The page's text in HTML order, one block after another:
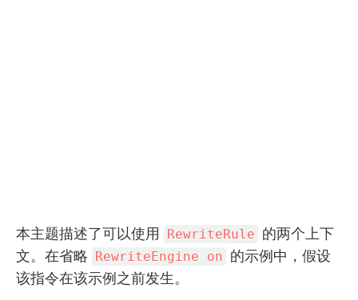
本主题描述了可以使用 RewriteRule 的两个上下
文。在省略 RewriteEngine on 的示例中，假设
该指令在该示例之前发生。